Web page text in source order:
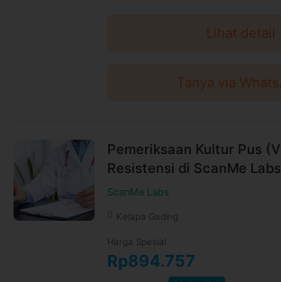
Lihat
Tanya via
Pemeriksaan Kultur Pus
Resistensi di ScanMe Labs
ScanMe Labs
Kelapa Gading
Harga Spesial
Rp894.757